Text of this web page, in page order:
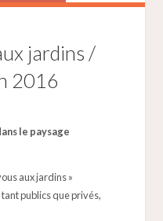
jardins /
2016
le paysage
aux jardins »
publics que privés,